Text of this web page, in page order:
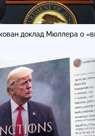
доклад Мюллера о